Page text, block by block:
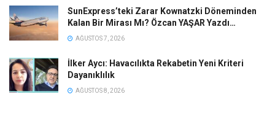
SunExpress’teki Zarar Kownatzki Döneminden
Kalan Bir Mirası Mı? Özcan YAŞAR Yazdı…
AĞUSTOS 7, 2026
İlker Aycı: Havacılıkta Rekabetin Yeni Kriteri
Dayanıklılık
AĞUSTOS 8, 2026